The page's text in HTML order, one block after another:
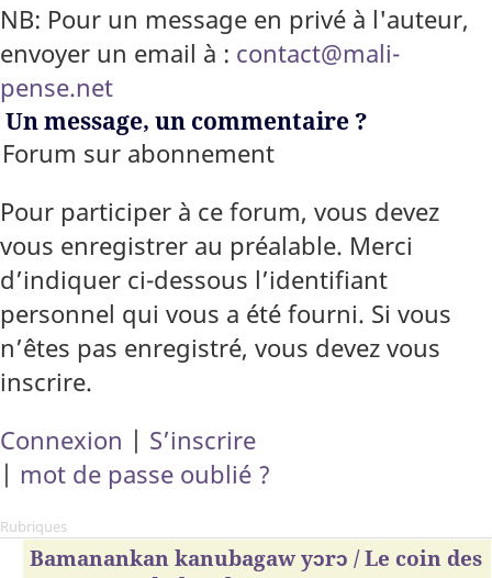
NB: Pour un message en privé à l'auteur,
envoyer un email à : contact@mali-
pense.net
Un message, un commentaire ?
Forum sur abonnement
Pour participer à ce forum, vous devez
vous enregistrer au préalable. Merci
d’indiquer ci-dessous l’identifiant
personnel qui vous a été fourni. Si vous
n’êtes pas enregistré, vous devez vous
inscrire.
Connexion | S’inscrire
| mot de passe oublié ?
Rubriques
Bamanankan kanubagaw yɔrɔ / Le coin des